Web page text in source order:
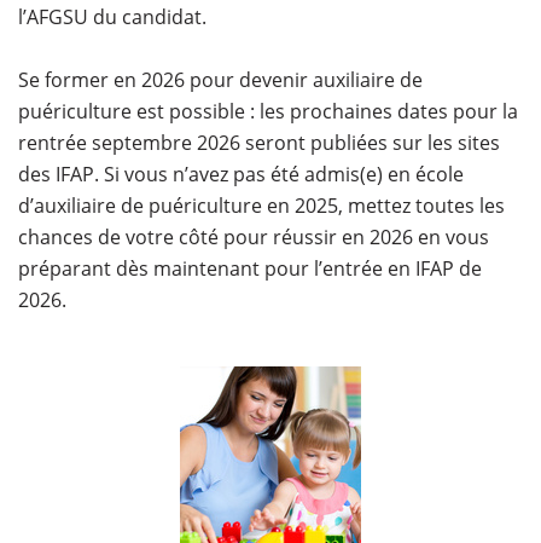
l’AFGSU du candidat.
Se former en 2026 pour devenir auxiliaire de
puériculture est possible : les prochaines dates pour la
rentrée septembre 2026 seront publiées sur les sites
des IFAP. Si vous n’avez pas été admis(e) en école
d’auxiliaire de puériculture en 2025, mettez toutes les
chances de votre côté pour réussir en 2026 en vous
préparant dès maintenant pour l’entrée en IFAP de
2026.